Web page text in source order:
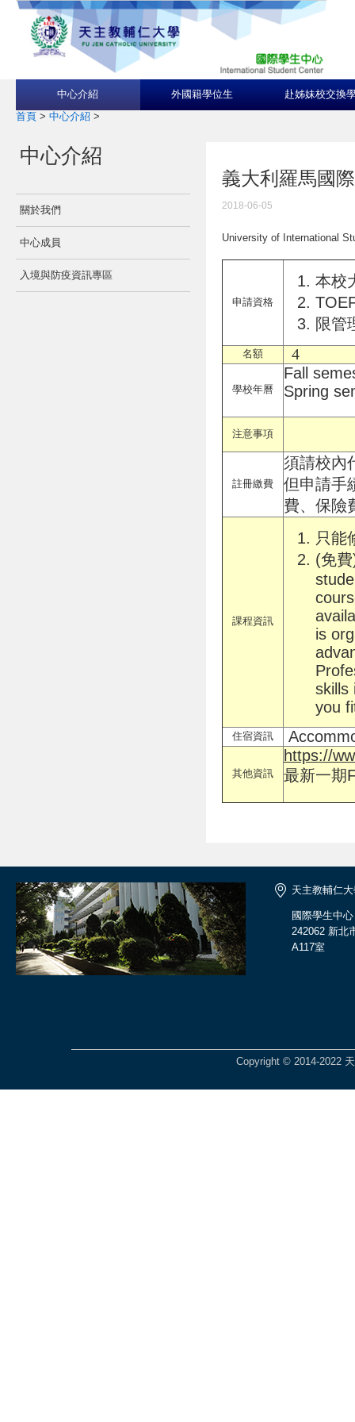
中心介紹 外國籍學位生 赴姊妹校交換
首頁 > 中心介紹 >
中心介紹
關於我們
中心成員
入境與防疫資訊專區
義大利羅馬國
2018-06-05
University of International
申請資格
本校
限管
名額 4
學校年曆
Fall
Spring
注意事項
註冊繳費
須請校內
但申請手
費、保險
課程資訊
只能
(免
is
skills
you
住宿資訊
其他資訊
https://
最新一期
天主教輔仁
國際學生中心
242062 新北
A117室
Copyright © 2014-2022